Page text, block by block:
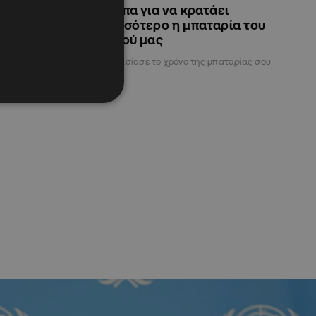
"από
4 κόλπα για να κρατάει
περισσότερο η μπαταρία του
κινητού μας
Διπλασίασε το χρόνο της μπαταρίας σου